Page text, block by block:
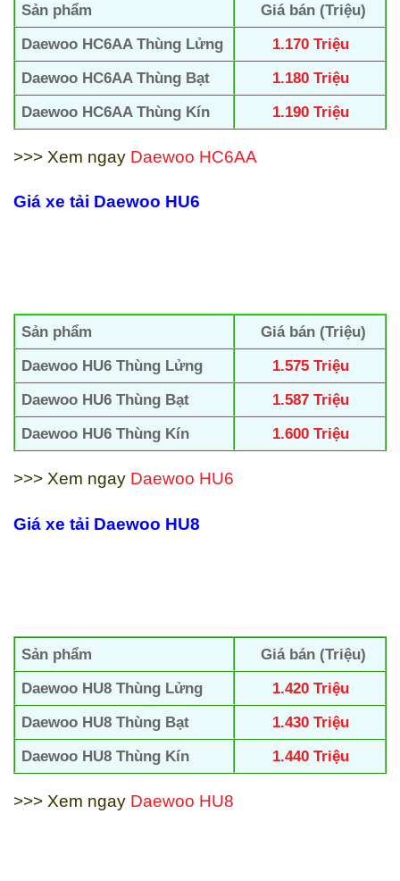
Sản phẩm
Giá bán (Triệu)
Daewoo HC6AA Thùng Lửng
1.170 Triệu
Daewoo HC6AA Thùng Bạt
1.180 Triệu
Daewoo HC6AA Thùng Kín
1.190 Triệu
>>> Xem ngay Daewoo HC6AA
Giá xe tải Daewoo HU6
Sản phẩm
Giá bán (Triệu)
Daewoo HU6 Thùng Lửng
1.575 Triệu
Daewoo HU6 Thùng Bạt
1.587 Triệu
Daewoo HU6 Thùng Kín
1.600 Triệu
>>> Xem ngay Daewoo HU6
Giá xe tải Daewoo HU8
Sản phẩm
Giá bán (Triệu)
Daewoo HU8 Thùng Lửng
1.420 Triệu
Daewoo HU8 Thùng Bạt
1.430 Triệu
Daewoo HU8 Thùng Kín
1.440 Triệu
>>> Xem ngay Daewoo HU8